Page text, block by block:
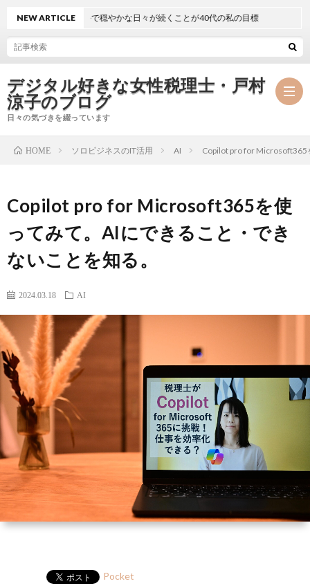
デジタル好きな女性税理士・戸村
涼子のブログ
日々の気づきを綴っています
ロ
ー
事
HP
マ
筆
セ
ナ
NEW ARTICLE静かで穏やかな日々が続くことが40代の私の目標
HOME ソロビジネスのIT活用 AI Copilot pro for Microsoft365
Copilot pro for Microsoft365を使
ってみて。AIにできること・でき
ないことを知る。
2024.03.18 AI
Pocket